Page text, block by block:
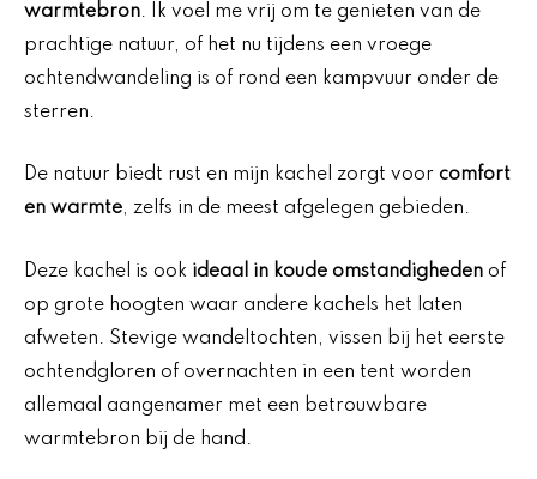
warmtebron. Ik voel me vrij om te genieten van de
prachtige natuur, of het nu tijdens een vroege
ochtendwandeling is of rond een kampvuur onder de
sterren.
De natuur biedt rust en mijn kachel zorgt voor comfort
en warmte, zelfs in de meest afgelegen gebieden.
Deze kachel is ook ideaal in koude omstandigheden of
op grote hoogten waar andere kachels het laten
afweten. Stevige wandeltochten, vissen bij het eerste
ochtendgloren of overnachten in een tent worden
allemaal aangenamer met een betrouwbare
warmtebron bij de hand.